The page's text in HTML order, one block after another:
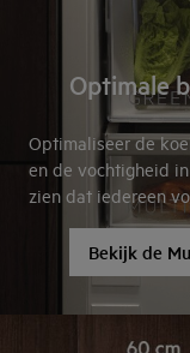
Optimale
Optimaliseer de
en de vochtigheid
zien dat iedereen
zelfs een app die
Bekijk de